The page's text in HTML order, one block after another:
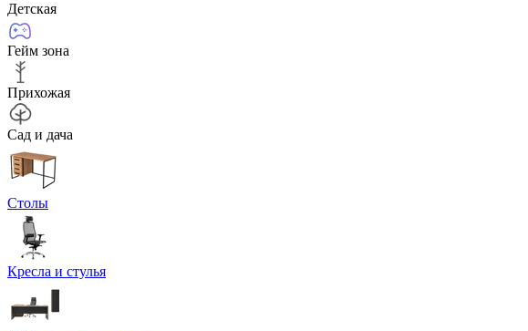
Детская
Гейм зона
Прихожая
Сад и дача
Столы
Кресла и стулья